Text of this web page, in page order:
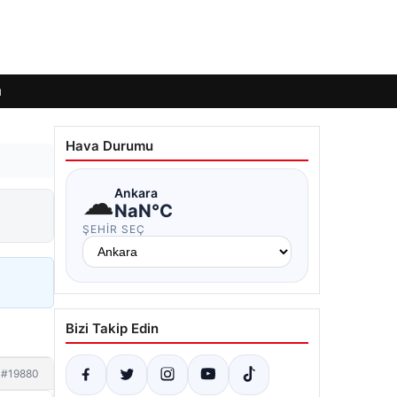
#19880
Hava Durumu
☁Ankara
NaN°C
ŞEHIR SEÇ
Bizi Takip Edin